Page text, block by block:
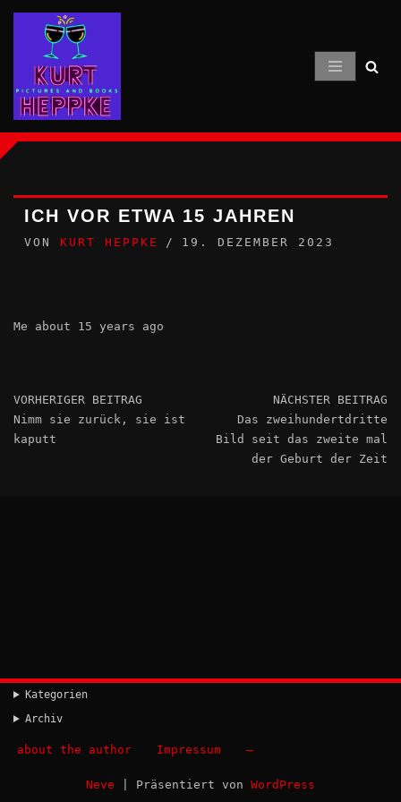
Inhalt
springen
ICH VOR ETWA 15 JAHREN
VON KURT HEPPKE 19. DEZEMBER 2023
Me about 15 years ago
VORHERIGER BEITRAG
Nimm sie zurück, sie ist
kaputt
NÄCHSTER BEITRAG
Das zweihundertdritte
Bild seit das zweite mal
der Geburt der Zeit
Kategorien
Archiv
about the author Impressum –
Neve | Präsentiert von WordPress